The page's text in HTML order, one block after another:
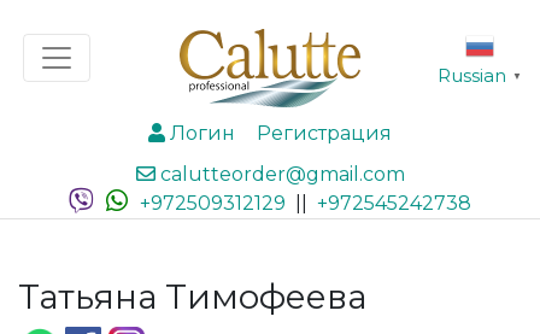
Логин
Регистрация
calutteorder@gmail.com
+972509312129
+972545242738
Russian ▼
Татьяна Тимофеева